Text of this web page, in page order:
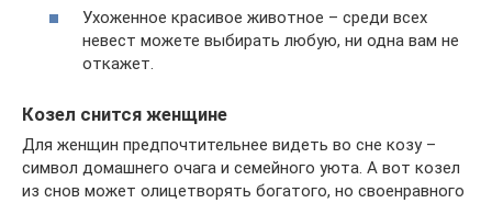
Ухоженное красивое животное – среди всех
невест можете выбирать любую, ни одна вам не
откажет.
Козел снится женщине
Для женщин предпочтительнее видеть во сне козу –
символ домашнего очага и семейного уюта. А вот козел
из снов может олицетворять богатого, но своенравного